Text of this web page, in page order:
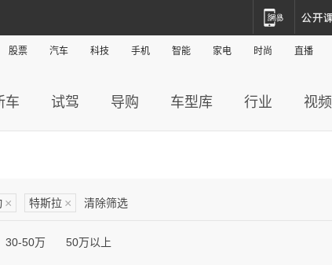
股票 汽车 科技 手机 智能 家电 时尚 直播
车 试驾 导购 车型库 行业 视频
× 特斯拉 × 清除筛选
30-50万 50万以上